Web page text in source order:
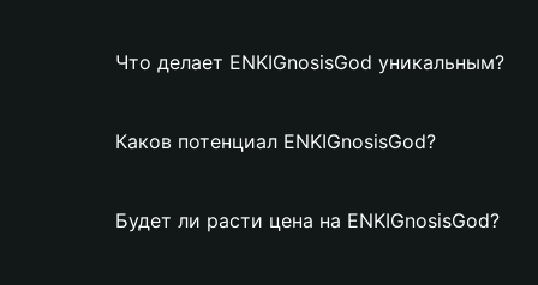
Что делает ENKIGnosisGod уникальным?
Каков потенциал ENKIGnosisGod?
Будет ли расти цена на ENKIGnosisGod?